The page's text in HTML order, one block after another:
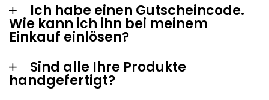
Ich habe einen Gutscheincode.
Wie kann ich ihn bei meinem
Einkauf einlösen?
Sind alle Ihre Produkte
handgefertigt?